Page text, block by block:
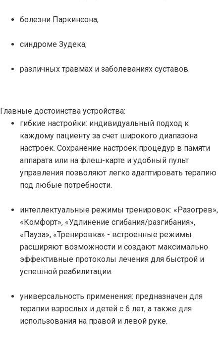
болезни Паркинсона;
синдроме Зудека;
различных травмах и заболеваниях суставов.
Главные достоинства устройства:
гибкие настройки: индивидуальный подход к
каждому пациенту за счет широкого диапазона
настроек. Сохранение настроек процедур в памяти
аппарата или на флеш-карте и удобный пульт
управления позволяют легко адаптировать терапию
под любые потребности.
интеллектуальные режимы тренировок: «Разогрев»,
«Комфорт», «Удлинение сгибания/разгибания»,
«Пауза», «Тренировка» - встроенные режимы
расширяют возможности и создают максимально
эффективные протоколы лечения для быстрой и
успешной реабилитации.
универсальность применения: предназначен для
терапии взрослых и детей с 6 лет, а также для
использования на правой и левой руке.